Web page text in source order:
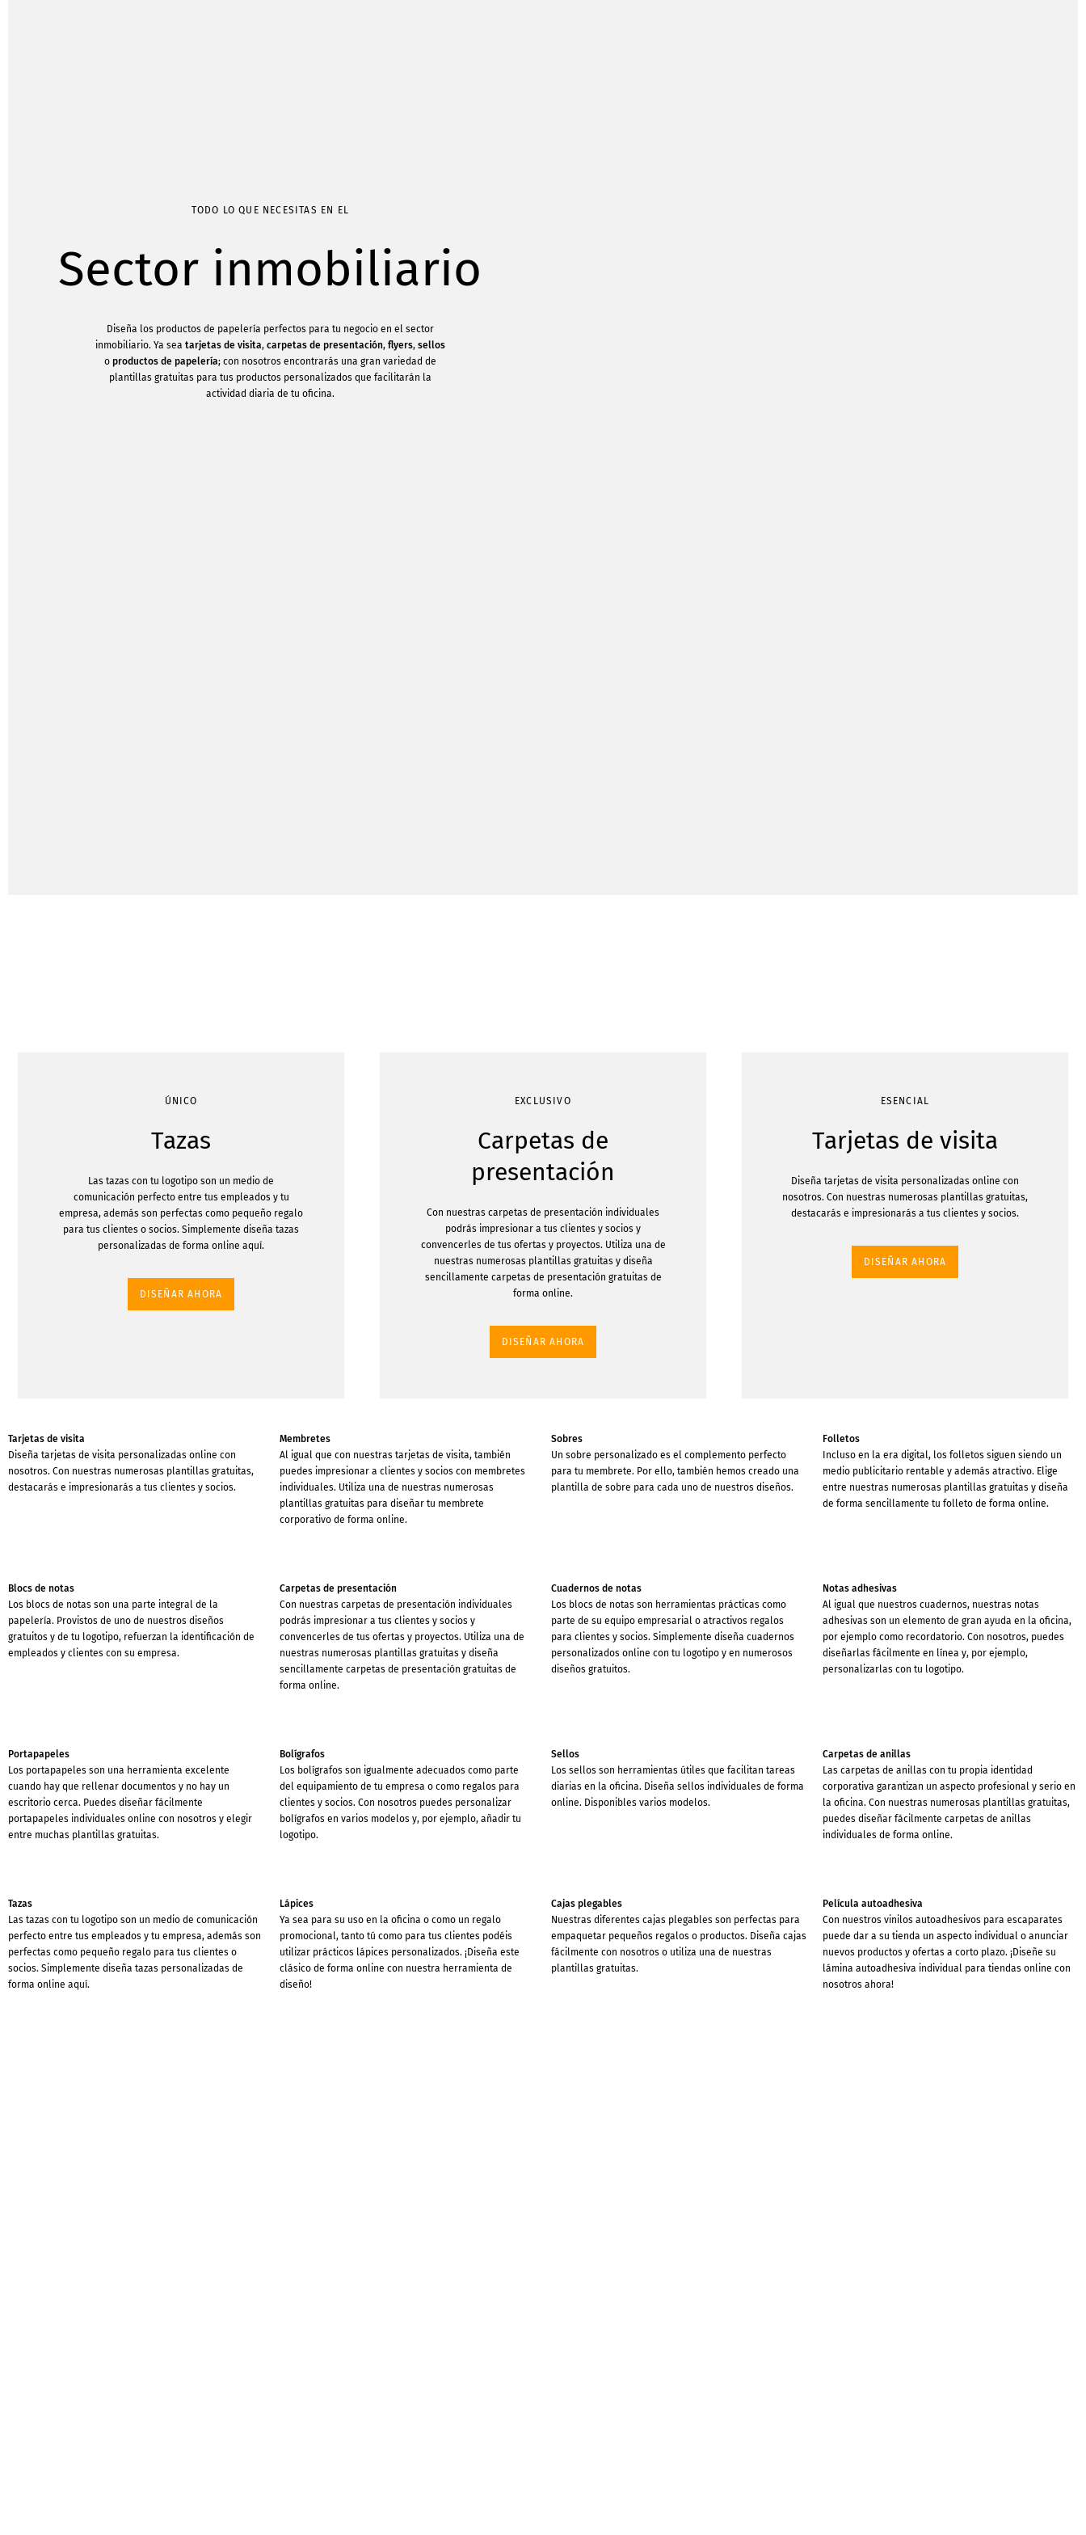
TODO LO QUE NECESITAS EN EL
Sector inmobiliario
Diseña los productos de papelería perfectos para tu negocio en el sector
inmobiliario. Ya sea tarjetas de visita, carpetas de presentación, flyers, sellos
o productos de papelería; con nosotros encontrarás una gran variedad de
plantillas gratuitas para tus productos personalizados que facilitarán la
actividad diaria de tu oficina.
ÚNICO
Tazas
Las tazas con tu logotipo son un medio de
comunicación perfecto entre tus empleados y tu
empresa, además son perfectas como pequeño regalo
para tus clientes o socios. Simplemente diseña tazas
personalizadas de forma online aquí.
DISEÑAR AHORA
EXCLUSIVO
Carpetas de
presentación
Con nuestras carpetas de presentación individuales
podrás impresionar a tus clientes y socios y
convencerles de tus ofertas y proyectos. Utiliza una de
nuestras numerosas plantillas gratuitas y diseña
sencillamente carpetas de presentación gratuitas de
forma online.
DISEÑAR AHORA
ESENCIAL
Tarjetas de visita
Diseña tarjetas de visita personalizadas online con
nosotros. Con nuestras numerosas plantillas gratuitas,
destacarás e impresionarás a tus clientes y socios.
DISEÑAR AHORA
Tarjetas de visita
Diseña tarjetas de visita personalizadas online con
nosotros. Con nuestras numerosas plantillas gratuitas,
destacarás e impresionarás a tus clientes y socios.
Membretes
Al igual que con nuestras tarjetas de visita, también
puedes impresionar a clientes y socios con membretes
individuales. Utiliza una de nuestras numerosas
plantillas gratuitas para diseñar tu membrete
corporativo de forma online.
Sobres
Un sobre personalizado es el complemento perfecto
para tu membrete. Por ello, también hemos creado una
plantilla de sobre para cada uno de nuestros diseños.
Folletos
Incluso en la era digital, los folletos siguen siendo un
medio publicitario rentable y además atractivo. Elige
entre nuestras numerosas plantillas gratuitas y diseña
de forma sencillamente tu folleto de forma online.
Blocs de notas
Los blocs de notas son una parte integral de la
papelería. Provistos de uno de nuestros diseños
gratuitos y de tu logotipo, refuerzan la identificación de
empleados y clientes con su empresa.
Carpetas de presentación
Con nuestras carpetas de presentación individuales
podrás impresionar a tus clientes y socios y
convencerles de tus ofertas y proyectos. Utiliza una de
nuestras numerosas plantillas gratuitas y diseña
sencillamente carpetas de presentación gratuitas de
forma online.
Cuadernos de notas
Los blocs de notas son herramientas prácticas como
parte de su equipo empresarial o atractivos regalos
para clientes y socios. Simplemente diseña cuadernos
personalizados online con tu logotipo y en numerosos
diseños gratuitos.
Notas adhesivas
Al igual que nuestros cuadernos, nuestras notas
adhesivas son un elemento de gran ayuda en la oficina,
por ejemplo como recordatorio. Con nosotros, puedes
diseñarlas fácilmente en línea y, por ejemplo,
personalizarlas con tu logotipo.
Portapapeles
Los portapapeles son una herramienta excelente
cuando hay que rellenar documentos y no hay un
escritorio cerca. Puedes diseñar fácilmente
portapapeles individuales online con nosotros y elegir
entre muchas plantillas gratuitas.
Bolígrafos
Los bolígrafos son igualmente adecuados como parte
del equipamiento de tu empresa o como regalos para
clientes y socios. Con nosotros puedes personalizar
bolígrafos en varios modelos y, por ejemplo, añadir tu
logotipo.
Sellos
Los sellos son herramientas útiles que facilitan tareas
diarias en la oficina. Diseña sellos individuales de forma
online. Disponibles varios modelos.
Carpetas de anillas
Las carpetas de anillas con tu propia identidad
corporativa garantizan un aspecto profesional y serio en
la oficina. Con nuestras numerosas plantillas gratuitas,
puedes diseñar fácilmente carpetas de anillas
individuales de forma online.
Tazas
Las tazas con tu logotipo son un medio de comunicación
perfecto entre tus empleados y tu empresa, además son
perfectas como pequeño regalo para tus clientes o
socios. Simplemente diseña tazas personalizadas de
forma online aquí.
Lápices
Ya sea para su uso en la oficina o como un regalo
promocional, tanto tú como para tus clientes podéis
utilizar prácticos lápices personalizados. ¡Diseña este
clásico de forma online con nuestra herramienta de
diseño!
Cajas plegables
Nuestras diferentes cajas plegables son perfectas para
empaquetar pequeños regalos o productos. Diseña cajas
fácilmente con nosotros o utiliza una de nuestras
plantillas gratuitas.
Película autoadhesiva
Con nuestros vinilos autoadhesivos para escaparates
puede dar a su tienda un aspecto individual o anunciar
nuevos productos y ofertas a corto plazo. ¡Diseñe su
lámina autoadhesiva individual para tiendas online con
nosotros ahora!